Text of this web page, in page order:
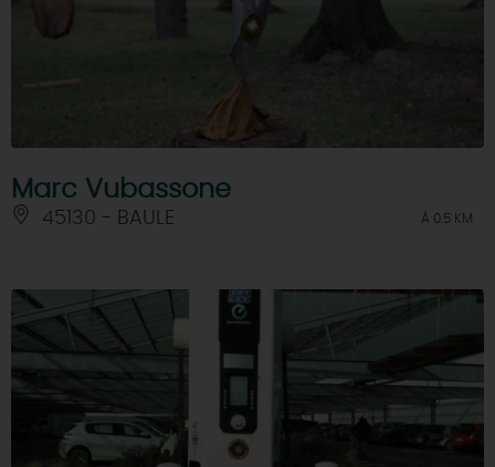
Marc Vubassone
45130 - BAULE À 0.5 KM